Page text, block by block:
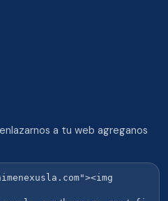
a tu web agreganos